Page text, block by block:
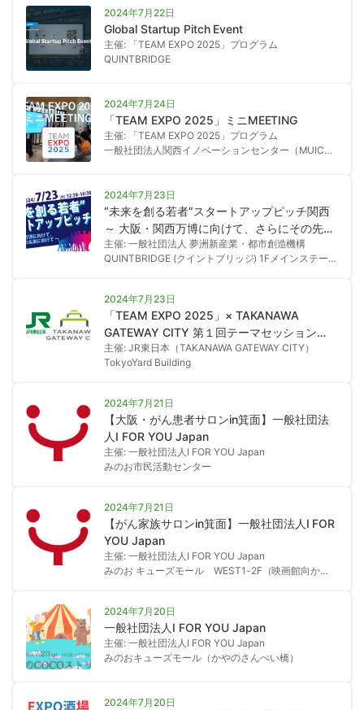
2024年7月22日
Global Startup Pitch Event
主催: 「TEAM EXPO 2025」プログラム
QUINTBRIDGE
2024年7月24日
「TEAM EXPO 2025」ミニMEETING
主催: 「TEAM EXPO 2025」プログラム
一般社団法人関西イノベーションセンター（MUIC
2024年7月23日
“未来を創る若者”スタートアップピッチ関西
～ 大阪・関西万博に向けて、さらにその先の
未来に向けて ～
主催: 一般社団法人 夢洲新産業・都市創造機構
QUINTBRIDGE (クイントブリッジ) 1Fメインステー
2024年7月23日
「TEAM EXPO 2025」× TAKANAWA
GATEWAY CITY 第１回テーマセッション
「地域と考える環境共生」～まちと地域の
方々とはじめの一歩を踏み出せることを考え
主催: JR東日本（TAKANAWA GATEWAY CITY）
TokyoYard Building
2024年7月21日
【大阪・がん患者サロンin箕面】一般社団法
人I FOR YOU Japan
主催: 一般社団法人I FOR YOU Japan
みのお市民活動センター
2024年7月21日
【がん家族サロンin箕面】一般社団法人I FOR
YOU Japan
主催: 一般社団法人I FOR YOU Japan
みのお キューズモール WEST1-2F（映画館向か
2024年7月20日
一般社団法人I FOR YOU Japan
主催: 一般社団法人I FOR YOU Japan
みのおキューズモール（かやのさんぺい橋）
2024年7月20日